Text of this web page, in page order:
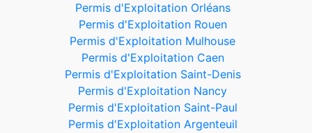
Permis d'Exploitation Orléans
Permis d'Exploitation Rouen
Permis d'Exploitation Mulhouse
Permis d'Exploitation Caen
Permis d'Exploitation Saint-Denis
Permis d'Exploitation Nancy
Permis d'Exploitation Saint-Paul
Permis d'Exploitation Argenteuil